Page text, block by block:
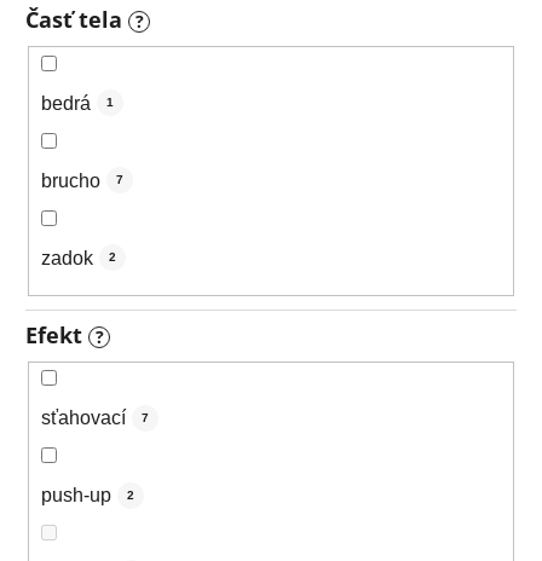
Časť tela ?
bedrá 1
brucho 7
zadok 2
Efekt ?
sťahovací 7
push-up 2